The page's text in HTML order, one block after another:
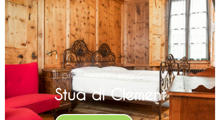
La vista sulla città
Panoramic Relax